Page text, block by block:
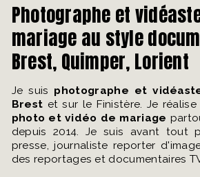
Photographe et
mariage au style
Brest, Quimper, Lorient
Je suis photographe et
Brest et sur le Finistère. Je réalise
photo et vidéo de mariage
depuis 2014. Je suis avant tout
presse, journaliste reporter
des reportages et documentaires